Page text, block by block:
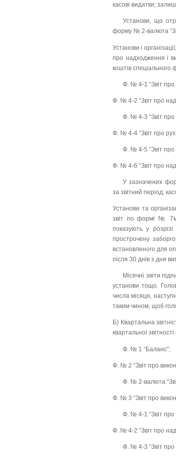
касові видатки;
Установи, що
форму № 2-валюта
Установи і
про надходження і
коштів спеціального
Ф. № 4-1 “Звіт про
Ф. № 4-2 “Звіт про
Ф. № 4-3 “Звіт про
Ф. № 4-4 “Звіт про
Ф. № 4-5 “Звіт про
Ф. № 4-6 “Звіт про
У зазначених
за звітний період;
Установи та
звіт по формі № 7м
показують у розрізі
прострочену
встановленого для
після 30 днів з дня
Місячні звіти
установи тощо.
числа місяця,
таким чином, щоб
Б) Квартальна
квартальної
Ф. № 1 “Баланс”;
Ф. № 2 “Звіт про
Ф. № 2-валюта
Ф. № 3 “Звіт про
Ф. № 4-1 “Звіт про
Ф. № 4-2 “Звіт про
Ф. № 4-3 “Звіт про